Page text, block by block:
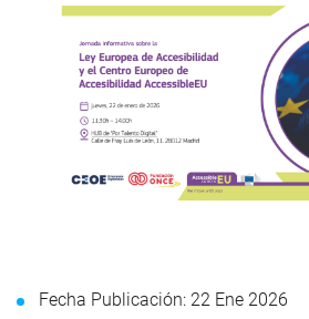
Fecha Publicación: 22 Ene 2026